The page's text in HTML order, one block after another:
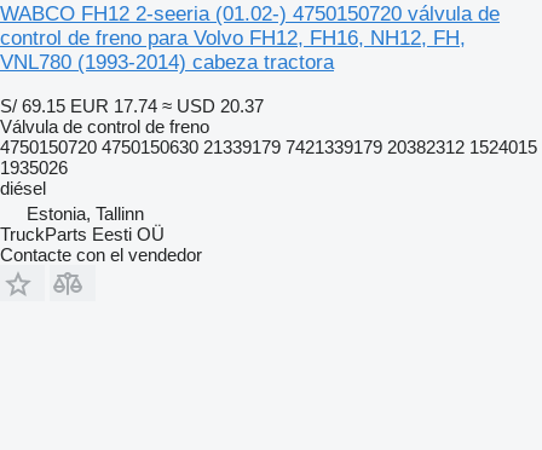
WABCO FH12 2-seeria (01.02-) 4750150720 válvula de
control de freno para Volvo FH12, FH16, NH12, FH,
VNL780 (1993-2014) cabeza tractora
S/ 69.15 EUR 17.74 ≈ USD 20.37
Válvula de control de freno
4750150720 4750150630 21339179 7421339179 20382312 1524015
1935026
diésel
Estonia, Tallinn
TruckParts Eesti OÜ
Contacte con el vendedor